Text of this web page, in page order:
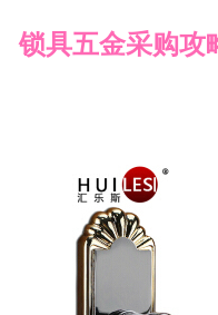
锁具五金采购攻